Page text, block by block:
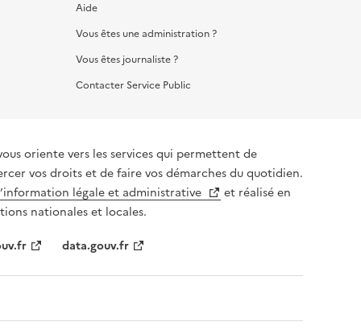
Aide
Vous êtes une administration ?
Vous êtes journaliste ?
Contacter Service Public
oriente vers les services qui permettent de
vos droits et de faire vos démarches du quotidien.
légale et administrative
et réalisé en
nationales et locales.
data.gouv.fr